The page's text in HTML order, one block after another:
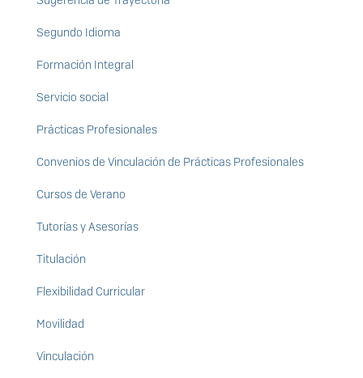
Segundo Idioma
Formación Integral
Servicio social
Prácticas Profesionales
Convenios de Vinculación de Prácticas Profesionales
Cursos de Verano
Tutorías y Asesorías
Titulación
Flexibilidad Curricular
Movilidad
Vinculación